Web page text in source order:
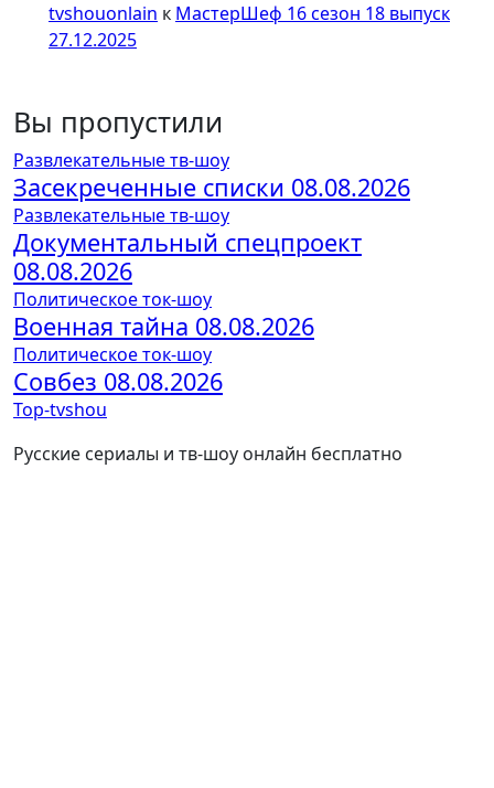
tvshouonlain к МастерШеф 16 сезон 18 выпуск
27.12.2025
Вы пропустили
Развлекательные тв-шоу
Засекреченные списки 08.08.2026
Развлекательные тв-шоу
Документальный спецпроект
08.08.2026
Политическое ток-шоу
Военная тайна 08.08.2026
Политическое ток-шоу
Совбез 08.08.2026
Top-tvshou
Русские сериалы и тв-шоу онлайн бесплатно